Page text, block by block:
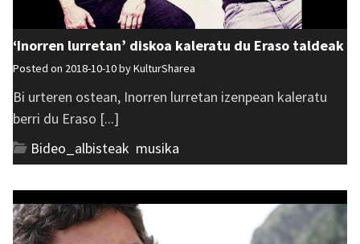
‘Inorren lurretan’ diskoa kaleratu du Eraso taldeak
Posted on 2018-10-10 byKulturSharea
Bi urteren ostean, Inorren lurretan izenpean kaleratu
berri du Eraso [...]
Bideo_albisteak musika